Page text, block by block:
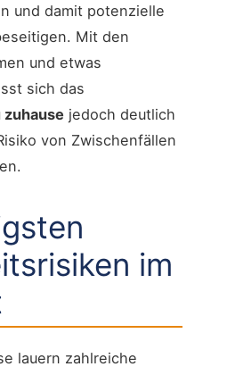
und damit potenzielle
Mit den
und etwas
sich das
jedoch deutlich
von Zwischenfällen
im
lauern zahlreiche